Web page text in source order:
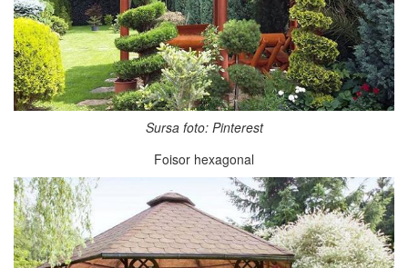
Sursa foto: Pinterest
Foisor hexagonal